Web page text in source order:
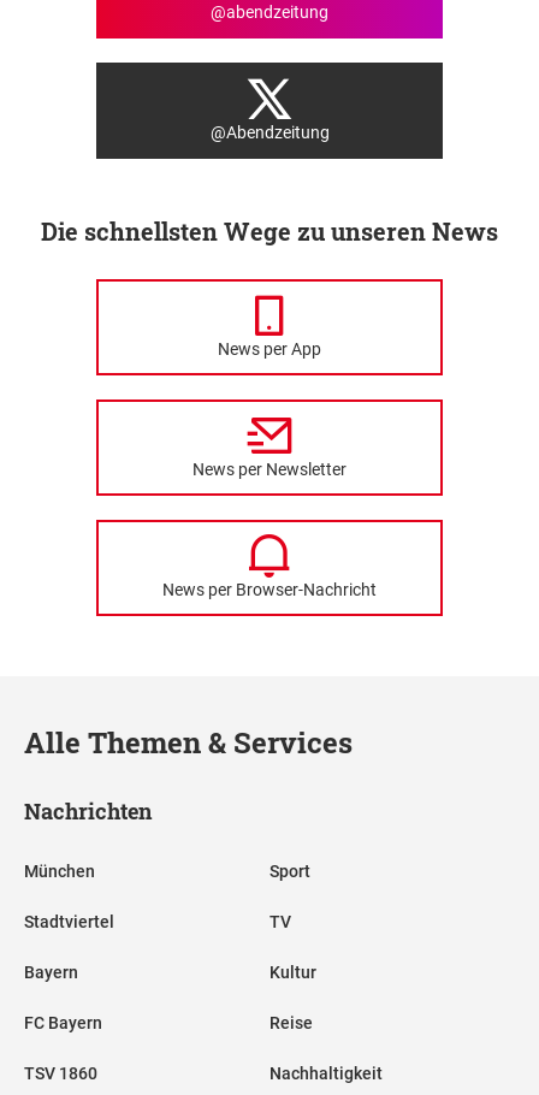
@abendzeitung
@Abendzeitung
Die schnellsten Wege zu unseren News
News per App
News per Newsletter
News per Browser-Nachricht
Alle Themen & Services
Nachrichten
München
Stadtviertel
Bayern
FC Bayern
TSV 1860
Sport
TV
Kultur
Reise
Nachhaltigkeit